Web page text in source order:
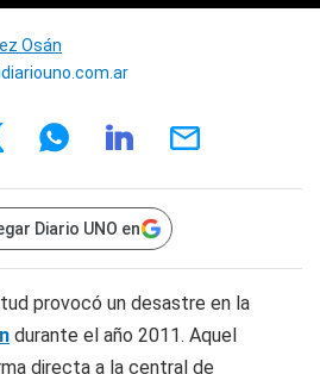
Osán
Diario UNO en
provocó un desastre en la
durante el año 2011. Aquel
directa a la central de